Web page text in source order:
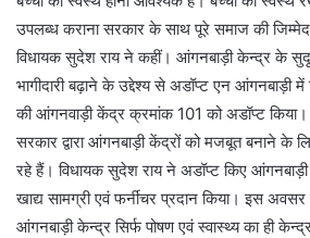
उपलब्ध कराना सरकार के साथ पूरे समाज की
विधायक सुदेश राय ने कहीं। आंगनबाड़ी केन्द्र के
भागीदारी बढ़ाने के उद्देश्य से अडॉप्ट एन आंगनबाड़ी
की आंगनवाड़ी केंद्र क्रमांक 101 को अडॉप्ट
सरकार द्वारा आंगनबाड़ी केंद्रों को मजबूत बनाने के
रहे हैं। विधायक सुदेश राय ने अडॉप्ट किए
खाद्य सामग्री एवं फर्नीचर प्रदान किया। इस
आंगनबाड़ी केन्द्र सिर्फ पोषण एवं स्वास्थ्य का ही